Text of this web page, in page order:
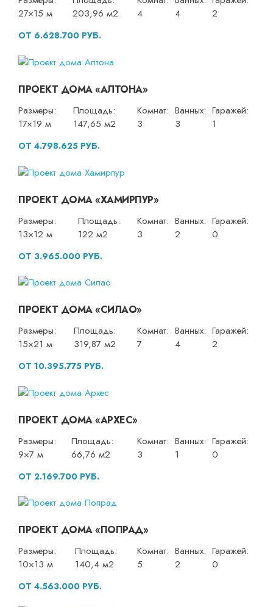
27×15 м
203,96 м2
4
4
2
ОТ 6.628.700 РУБ.
ПРОЕКТ ДОМА «АЛТОНА»
Размеры:
17×19 м
Площадь:
147,65 м2
Комнат:
3
Ванных:
3
Гаражей:
1
ОТ 4.798.625 РУБ.
ПРОЕКТ ДОМА «ХАМИРПУР»
Размеры:
13×12 м
Площадь:
122 м2
Комнат:
3
Ванных:
2
Гаражей:
0
ОТ 3.965.000 РУБ.
ПРОЕКТ ДОМА «СИЛАО»
Размеры:
15×21 м
Площадь:
319,87 м2
Комнат:
7
Ванных:
4
Гаражей:
2
ОТ 10.395.775 РУБ.
ПРОЕКТ ДОМА «АРХЕС»
Размеры:
9×7 м
Площадь:
66,76 м2
Комнат:
3
Ванных:
1
Гаражей:
0
ОТ 2.169.700 РУБ.
ПРОЕКТ ДОМА «ПОПРАД»
Размеры:
10×13 м
Площадь:
140,4 м2
Комнат:
5
Ванных:
2
Гаражей:
0
ОТ 4.563.000 РУБ.